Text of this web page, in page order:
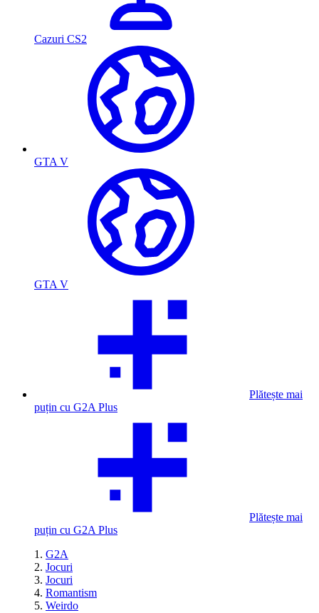
Cazuri CS2
GTA V
GTA V
Plătește mai
puțin cu G2A Plus
Plătește mai
puțin cu G2A Plus
G2A
Jocuri
Jocuri
Romantism
Weirdo